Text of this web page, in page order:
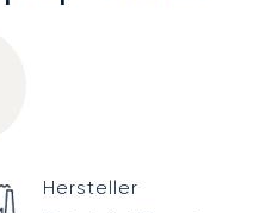
Hersteller